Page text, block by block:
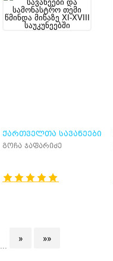
ᲥᲐᲠᲗᲕᲔᲚᲗᲐ ᲡᲐᲕᲐᲜᲔᲔᲑᲘ
ᲓᲐ ᲡᲐᲛᲝᲜᲐᲡᲢᲠᲝ ᲗᲔᲛᲘ
გოჩა ჯაფარიძე
...
» »»